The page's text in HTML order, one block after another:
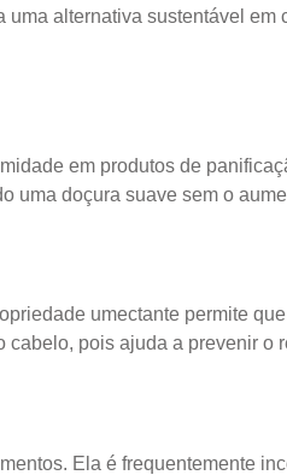
alternativa sustentável em
em produtos de
uma doçura suave sem o
umectante permite
pois ajuda a prevenir o
Ela é frequentemente